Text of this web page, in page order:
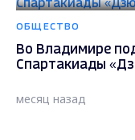
ОБЩЕСТВО
Во Владимире
Спартакиады
месяц назад